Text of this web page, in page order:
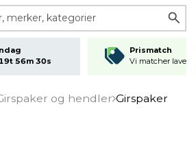
merker, kategorier
56m 30s
Prismatch
Vi matcher
og hendler Girspaker